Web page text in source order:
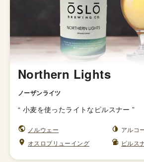
Northern Lights
ノーザンライツ
“ 小麦を使ったライトなピルスナー ”
ノルウェー
アルコ
オスロブリューイング
ピルス